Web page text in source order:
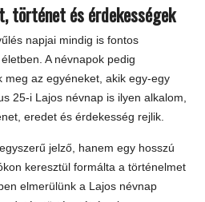
történet és érdekességek
napjai mindig is fontos
A névnapok pedig
meg az egyéneket, akik egy-egy
25-i Lajos névnap is ilyen alkalom,
eredet és érdekesség rejlik.
jelző, hanem egy hosszú
keresztül formálta a történelmet
elmerülünk a Lajos névnap